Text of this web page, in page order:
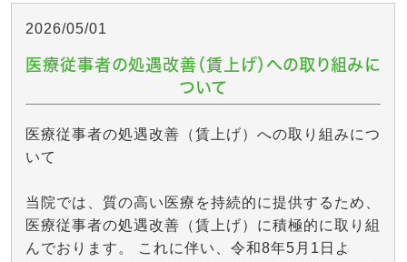
2026/05/01
医療従事者の処遇改善（賃上げ）への取り組みに
ついて
医療従事者の処遇改善（賃上げ）への取り組みにつ
いて
当院では、質の高い医療を持続的に提供するため、
医療従事者の処遇改善（賃上げ）に積極的に取り組
んでおります。 これに伴い、令和8年5月1日よ